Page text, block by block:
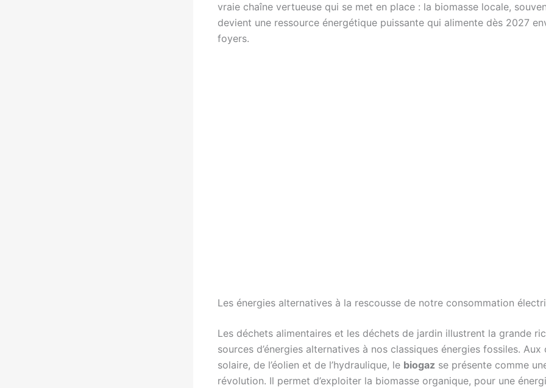
vraie chaîne vertueuse qui se met en place : la biomasse locale,
devient une ressource énergétique puissante qui alimente dès 2027
foyers.
Les énergies alternatives à la rescousse de notre consommation
Les déchets alimentaires et les déchets de jardin illustrent la grande
sources d’énergies alternatives à nos classiques énergies fossiles. Aux
solaire, de l’éolien et de l’hydraulique, le biogaz se présente comme
révolution. Il permet d’exploiter la biomasse organique, pour une